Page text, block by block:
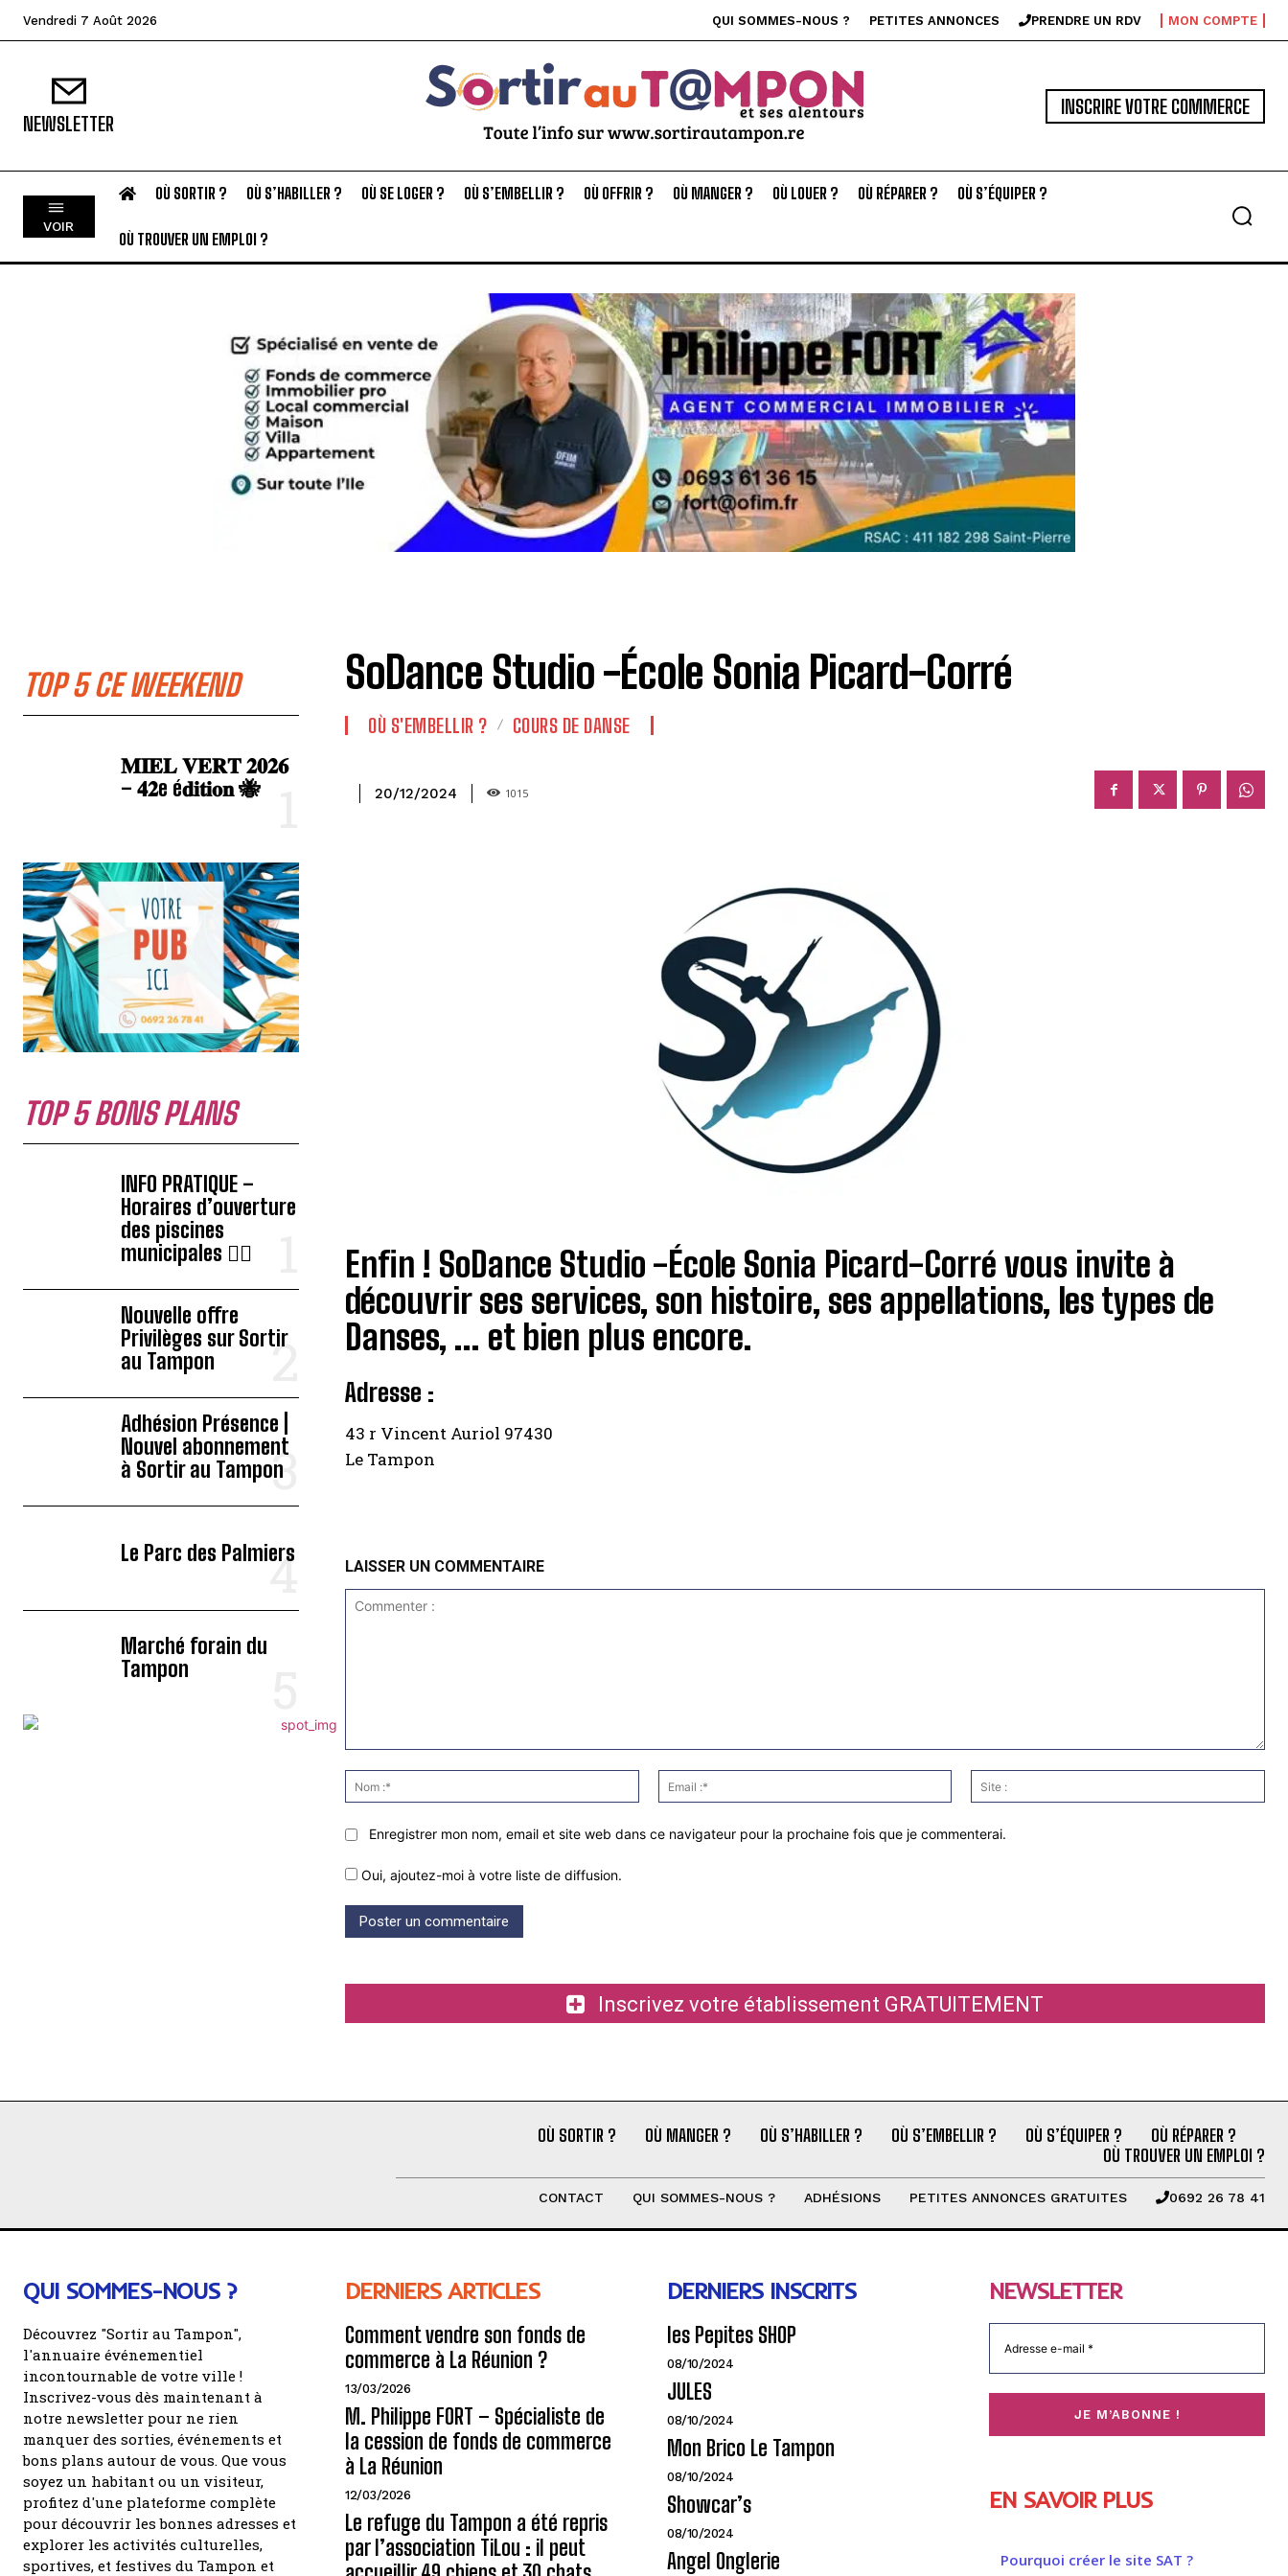
Vendredi 7 Août 2026 QUI SOMMES-NOUS ? PETITES ANNONCES PRENDRE UN RDV MON COMPTE
NEWSLETTER
INSCRIRE VOTRE COMMERCE
VOIR
OÙ SORTIR ? OÙ S’HABILLER ? OÙ SE LOGER ? OÙ S’EMBELLIR ? OÙ OFFRIR ? OÙ MANGER ? OÙ LOUER ? OÙ RÉPARER ? OÙ S’ÉQUIPER ?
OÙ TROUVER UN EMPLOI ?
TOP 5 CE WEEKEND
𝐌𝐈𝐄𝐋 𝐕𝐄𝐑𝐓 𝟐𝟎𝟐𝟔
– 𝟒𝟐e é𝐝𝐢𝐭𝐢𝐨𝐧 🐝
TOP 5 BONS PLANS
INFO PRATIQUE –
Horaires d’ouverture
des piscines
municipales 🏊‍♂️
Nouvelle offre
Privilèges sur Sortir
au Tampon
Adhésion Présence |
Nouvel abonnement
à Sortir au Tampon
Le Parc des Palmiers
Marché forain du
Tampon
SoDance Studio -École Sonia Picard-Corré
OÙ S'EMBELLIR ? COURS DE DANSE
20/12/2024 1015
Enfin ! SoDance Studio -École Sonia Picard-Corré vous invite à
découvrir ses services, son histoire, ses appellations, les types de
Danses, … et bien plus encore.
Adresse :
43 r Vincent Auriol 97430
Le Tampon
LAISSER UN COMMENTAIRE
:*
Email
:*
:
Enregistrer mon nom, email et site web dans ce navigateur pour la prochaine fois que je commenterai.
Oui, ajoutez-moi à votre liste de diffusion.
Inscrivez votre établissement GRATUITEMENT
OÙ SORTIR ? OÙ MANGER ? OÙ S’HABILLER ? OÙ S’EMBELLIR ? OÙ S’ÉQUIPER ?
OÙ RÉPARER ?
OÙ TROUVER UN EMPLOI ?
CONTACT QUI SOMMES-NOUS ? ADHÉSIONS PETITES ANNONCES GRATUITES 0692 26 78 41
QUI SOMMES-NOUS ?
Découvrez "Sortir au Tampon",
l'annuaire événementiel
incontournable de votre ville !
Inscrivez-vous dès maintenant à
notre newsletter pour ne rien
manquer des sorties, événements et
bons plans autour de vous. Que vous
soyez un habitant ou un visiteur,
profitez d'une plateforme complète
pour découvrir les bonnes adresses et
explorer les activités culturelles,
sportives, et festives du Tampon et
DERNIERS ARTICLES
Comment vendre son fonds de
commerce à La Réunion ?
13/03/2026
M. Philippe FORT – Spécialiste de
la cession de fonds de commerce
à La Réunion
12/03/2026
Le refuge du Tampon a été repris
par l’association TiLou : il peut
DERNIERS INSCRITS
les Pepites SHOP
08/10/2024
JULES
08/10/2024
Mon Brico Le Tampon
08/10/2024
Showcar’s
08/10/2024
Angel Onglerie
NEWSLETTER
EN SAVOIR PLUS
Pourquoi créer le site SAT ?